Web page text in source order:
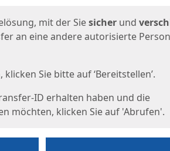
mit der Siesicher und
an eine andere autorisierte
Sie bitte auf ‘Bereitstellen’.
ID erhalten haben und die
möchten, klicken Sie auf 'Abrufen'.